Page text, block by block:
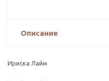
Описание
Ириска Лайм